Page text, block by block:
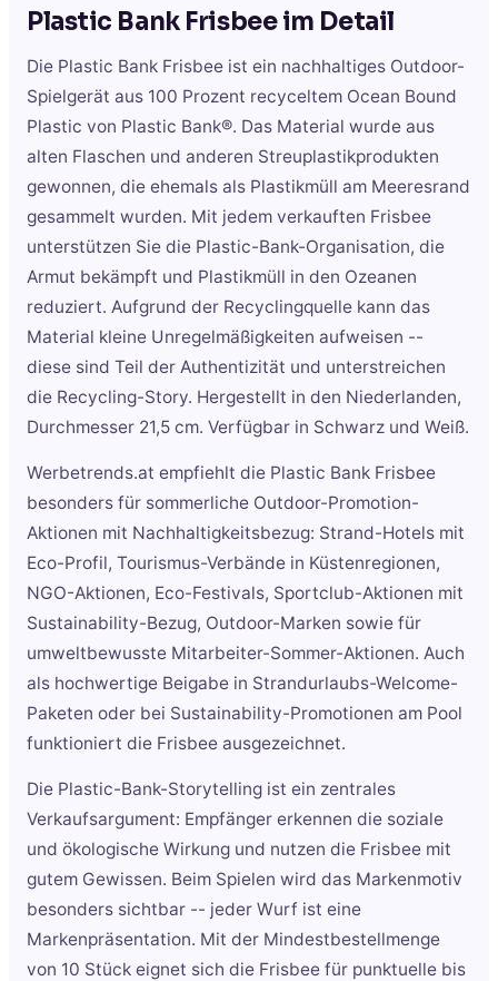
Plastic Bank Frisbeeim Detail
Die Plastic Bank Frisbee ist ein nachhaltiges Outdoor-
Spielgerät aus 100 Prozent recyceltem Ocean Bound
Plastic von Plastic Bank®. Das Material wurde aus
alten Flaschen und anderen Streuplastikprodukten
gewonnen, die ehemals als Plastikmüll am Meeresrand
gesammelt wurden. Mit jedem verkauften Frisbee
unterstützen Sie die Plastic-Bank-Organisation, die
Armut bekämpft und Plastikmüll in den Ozeanen
reduziert. Aufgrund der Recyclingquelle kann das
Material kleine Unregelmäßigkeiten aufweisen --
diese sind Teil der Authentizität und unterstreichen
die Recycling-Story. Hergestellt in den Niederlanden,
Durchmesser 21,5 cm. Verfügbar in Schwarz und Weiß.
Werbetrends.at empfiehlt die Plastic Bank Frisbee
besonders für sommerliche Outdoor-Promotion-
Aktionen mit Nachhaltigkeitsbezug: Strand-Hotels mit
Eco-Profil, Tourismus-Verbände in Küstenregionen,
NGO-Aktionen, Eco-Festivals, Sportclub-Aktionen mit
Sustainability-Bezug, Outdoor-Marken sowie für
umweltbewusste Mitarbeiter-Sommer-Aktionen. Auch
als hochwertige Beigabe in Strandurlaubs-Welcome-
Paketen oder bei Sustainability-Promotionen am Pool
funktioniert die Frisbee ausgezeichnet.
Die Plastic-Bank-Storytelling ist ein zentrales
Verkaufsargument: Empfänger erkennen die soziale
und ökologische Wirkung und nutzen die Frisbee mit
gutem Gewissen. Beim Spielen wird das Markenmotiv
besonders sichtbar -- jeder Wurf ist eine
Markenpräsentation. Mit der Mindestbestellmenge
von 10 Stück eignet sich die Frisbee für punktuelle bis